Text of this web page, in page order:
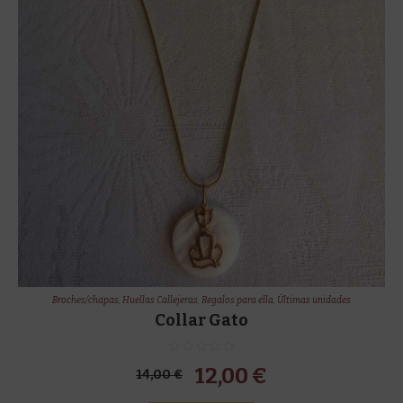
Broches/chapas, Huellas Callejeras, Regalos para ella, Últimas unidades
Collar Gato
14,00€
El
12,00 €